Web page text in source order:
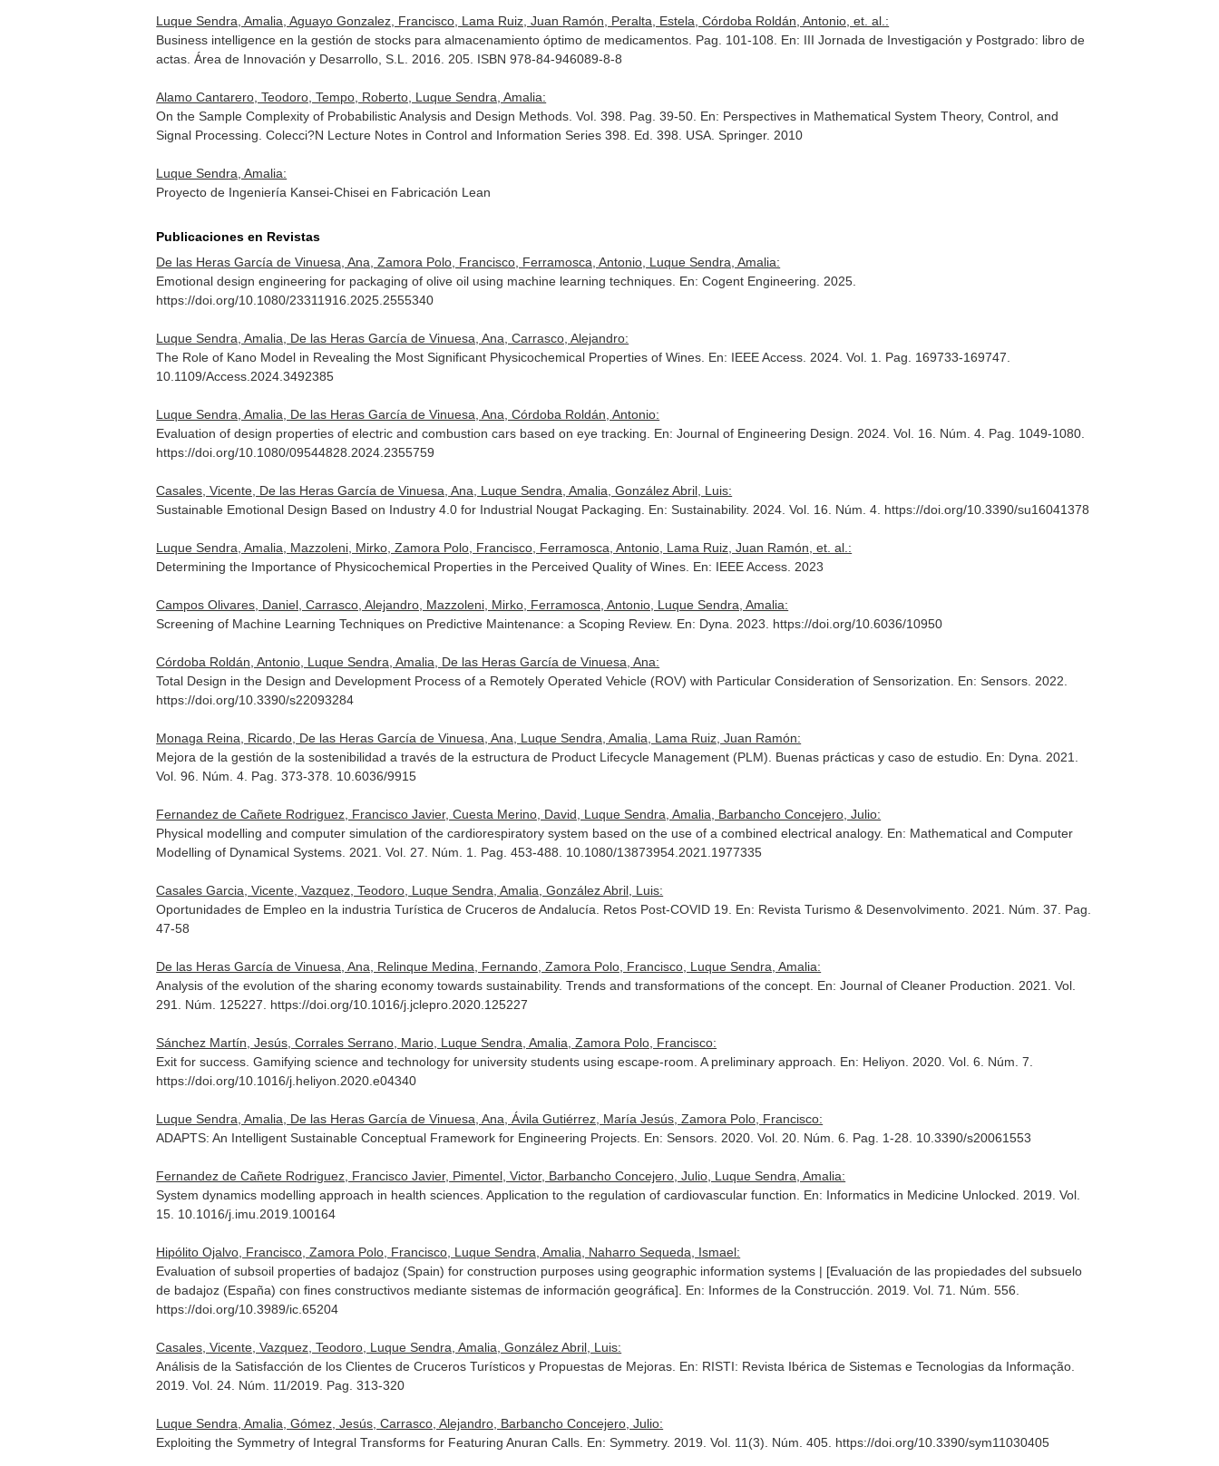
Luque Sendra, Amalia, Aguayo Gonzalez, Francisco, Lama Ruiz, Juan Ramón, Peralta, Estela, Córdoba Roldán, Antonio, et. al.:
Business intelligence en la gestión de stocks para almacenamiento óptimo de medicamentos. Pag. 101-108. En: III Jornada de Investigación y Postgrado: libro de
actas . Área de Innovación y Desarrollo, S.L. 2016. 205. ISBN 978-84-946089-8-8
Alamo Cantarero, Teodoro, Tempo, Roberto, Luque Sendra, Amalia:
On the Sample Complexity of Probabilistic Analysis and Design Methods. Vol. 398. Pag. 39-50. En: Perspectives in Mathematical System Theory, Control, and
Signal Processing. Colecci?N Lecture Notes in Control and Information Series 398 . Ed. 398. USA. Springer. 2010
Luque Sendra, Amalia:
Proyecto de Ingeniería Kansei-Chisei en Fabricación Lean
Publicaciones en Revistas
De las Heras García de Vinuesa, Ana, Zamora Polo, Francisco, Ferramosca, Antonio, Luque Sendra, Amalia:
Emotional design engineering for packaging of olive oil using machine learning techniques. En: Cogent Engineering . 2025.
https://doi.org/10.1080/23311916.2025.2555340
Luque Sendra, Amalia, De las Heras García de Vinuesa, Ana, Carrasco, Alejandro:
The Role of Kano Model in Revealing the Most Significant Physicochemical Properties of Wines. En: IEEE Access . 2024. Vol. 1. Pag. 169733-169747.
10.1109/Access.2024.3492385
Luque Sendra, Amalia, De las Heras García de Vinuesa, Ana, Córdoba Roldán, Antonio:
Evaluation of design properties of electric and combustion cars based on eye tracking. En: Journal of Engineering Design . 2024. Vol. 16. Núm. 4. Pag. 1049-1080.
https://doi.org/10.1080/09544828.2024.2355759
Casales, Vicente, De las Heras García de Vinuesa, Ana, Luque Sendra, Amalia, González Abril, Luis:
Sustainable Emotional Design Based on Industry 4.0 for Industrial Nougat Packaging. En: Sustainability. 2024. Vol. 16. Núm. 4. https://doi.org/10.3390/su16041378
Luque Sendra, Amalia, Mazzoleni, Mirko, Zamora Polo, Francisco, Ferramosca, Antonio, Lama Ruiz, Juan Ramón, et. al.:
Determining the Importance of Physicochemical Properties in the Perceived Quality of Wines. En: IEEE Access . 2023
Campos Olivares, Daniel, Carrasco, Alejandro, Mazzoleni, Mirko, Ferramosca, Antonio, Luque Sendra, Amalia:
Screening of Machine Learning Techniques on Predictive Maintenance: a Scoping Review. En: Dyna . 2023. https://doi.org/10.6036/10950
Córdoba Roldán, Antonio, Luque Sendra, Amalia, De las Heras García de Vinuesa, Ana:
Total Design in the Design and Development Process of a Remotely Operated Vehicle (ROV) with Particular Consideration of Sensorization. En: Sensors . 2022.
https://doi.org/10.3390/s22093284
Monaga Reina, Ricardo, De las Heras García de Vinuesa, Ana, Luque Sendra, Amalia, Lama Ruiz, Juan Ramón:
Mejora de la gestión de la sostenibilidad a través de la estructura de Product Lifecycle Management (PLM). Buenas prácticas y caso de estudio. En: Dyna . 2021.
Vol. 96. Núm. 4. Pag. 373-378. 10.6036/9915
Fernandez de Cañete Rodriguez, Francisco Javier, Cuesta Merino, David, Luque Sendra, Amalia, Barbancho Concejero, Julio:
Physical modelling and computer simulation of the cardiorespiratory system based on the use of a combined electrical analogy. En: Mathematical and Computer
Modelling of Dynamical Systems . 2021. Vol. 27. Núm. 1. Pag. 453-488. 10.1080/13873954.2021.1977335
Casales Garcia, Vicente, Vazquez, Teodoro, Luque Sendra, Amalia, González Abril, Luis:
Oportunidades de Empleo en la industria Turística de Cruceros de Andalucía. Retos Post-COVID 19. En: Revista Turismo & Desenvolvimento . 2021. Núm. 37. Pag.
47-58
De las Heras García de Vinuesa, Ana, Relinque Medina, Fernando, Zamora Polo, Francisco, Luque Sendra, Amalia:
Analysis of the evolution of the sharing economy towards sustainability. Trends and transformations of the concept. En: Journal of Cleaner Production . 2021. Vol.
291. Núm. 125227. https://doi.org/10.1016/j.jclepro.2020.125227
Sánchez Martín, Jesús, Corrales Serrano, Mario, Luque Sendra, Amalia, Zamora Polo, Francisco:
Exit for success. Gamifying science and technology for university students using escape-room. A preliminary approach. En: Heliyon . 2020. Vol. 6. Núm. 7.
https://doi.org/10.1016/j.heliyon.2020.e04340
Luque Sendra, Amalia, De las Heras García de Vinuesa, Ana, Ávila Gutiérrez, María Jesús, Zamora Polo, Francisco:
ADAPTS: An Intelligent Sustainable Conceptual Framework for Engineering Projects. En: Sensors . 2020. Vol. 20. Núm. 6. Pag. 1-28. 10.3390/s20061553
Fernandez de Cañete Rodriguez, Francisco Javier, Pimentel, Victor, Barbancho Concejero, Julio, Luque Sendra, Amalia:
System dynamics modelling approach in health sciences. Application to the regulation of cardiovascular function. En: Informatics in Medicine Unlocked . 2019. Vol.
15. 10.1016/j.imu.2019.100164
Hipólito Ojalvo, Francisco, Zamora Polo, Francisco, Luque Sendra, Amalia, Naharro Sequeda, Ismael:
Evaluation of subsoil properties of badajoz (Spain) for construction purposes using geographic information systems | [Evaluación de las propiedades del subsuelo
de badajoz (España) con fines constructivos mediante sistemas de información geográfica]. En: Informes de la Construcción . 2019. Vol. 71. Núm. 556.
https://doi.org/10.3989/ic.65204
Casales, Vicente, Vazquez, Teodoro, Luque Sendra, Amalia, González Abril, Luis:
Análisis de la Satisfacción de los Clientes de Cruceros Turísticos y Propuestas de Mejoras. En: RISTI: Revista Ibérica de Sistemas e Tecnologias da Informação
2019. Vol. 24. Núm. 11/2019. Pag. 313-320
Luque Sendra, Amalia, Gómez, Jesús, Carrasco, Alejandro, Barbancho Concejero, Julio:
Exploiting the Symmetry of Integral Transforms for Featuring Anuran Calls. En: Symmetry. 2019. Vol. 11(3). Núm. 405. https://doi.org/10.3390/sym11030405